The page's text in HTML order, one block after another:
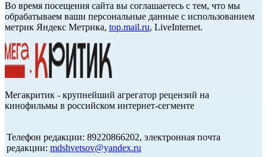
Во время посещения сайта вы соглашаетесь с тем, что мы
обрабатываем ваши персональные данные с использованием
метрик Яндекс Метрика, top.mail.ru, LiveInternet.
Мегакритик - крупнейший агрегатор рецензий на
кинофильмы в российском интернет-сегменте
Телефон редакции: 89220866202, электронная почта
редакции: mdshvetsov@yandex.ru